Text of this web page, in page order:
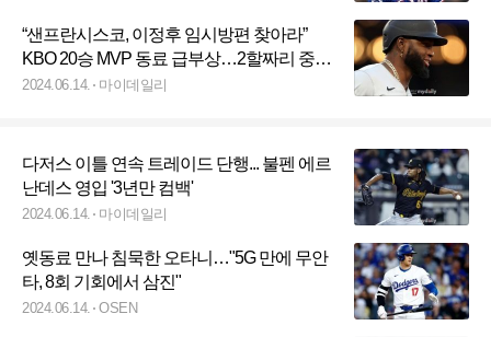
“샌프란시스코, 이정후 임시방편 찾아라”
KBO 20승 MVP 동료 급부상…2할짜리 중견
수에게 ‘열광’
2024.06.14. 마이데일리
다저스 이틀 연속 트레이드 단행... 불펜 에르
난데스 영입 '3년만 컴백'
2024.06.14. 마이데일리
옛동료 만나 침묵한 오타니…"5G 만에 무안
타, 8회 기회에서 삼진"
2024.06.14. OSEN